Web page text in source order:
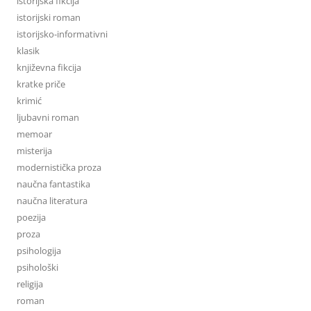
istorijski roman
istorijsko-informativni
klasik
književna fikcija
kratke priče
krimić
ljubavni roman
memoar
misterija
modernistička proza
naučna fantastika
naučna literatura
poezija
proza
psihologija
psihološki
religija
roman